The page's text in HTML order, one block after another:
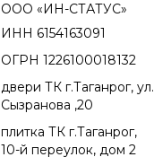
ООО «ИН-СТАТУС»
плитка ТК г.Таганрог,
10-й переулок, дом 2
двери ТК г.Таганрог, ул.
Сызранова ,20
ОГРН 1226100018132
ИНН 6154163091